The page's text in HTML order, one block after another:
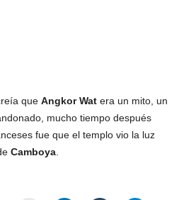
que Angkor Wat era un mito, un
mucho tiempo después
fue que el templo vio la luz
Camboya